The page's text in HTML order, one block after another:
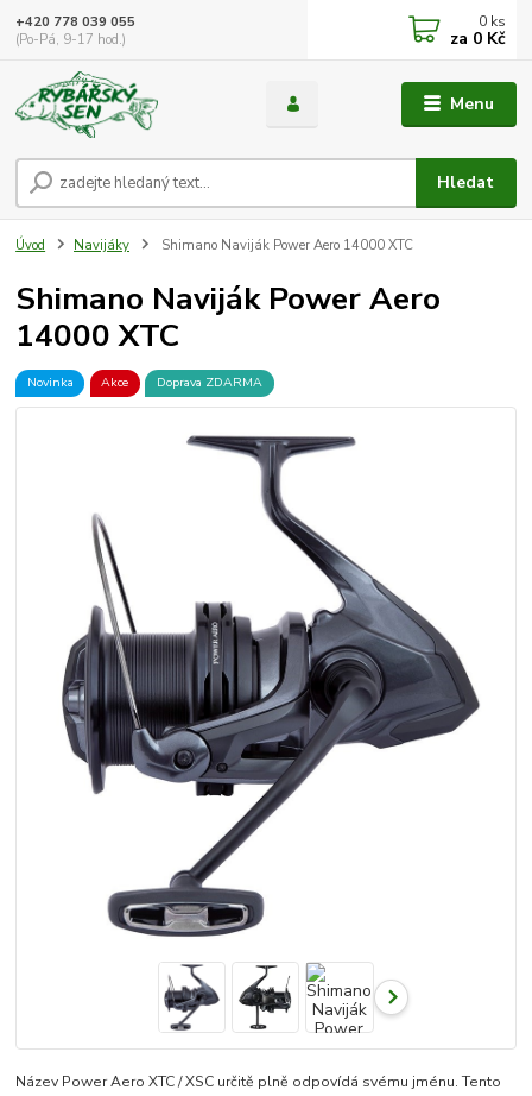
Menu
Hledat
+420 778 039 055
(Po-Pá, 9-17 hod.)
0 ks
za 0 Kč
Úvod Navijáky Shimano Naviják Power Aero 14000 XTC
Shimano Naviják Power Aero
14000 XTC
Novinka Akce Doprava ZDARMA
Název Power Aero XTC / XSC určitě plně odpovídá svému jménu. Tento